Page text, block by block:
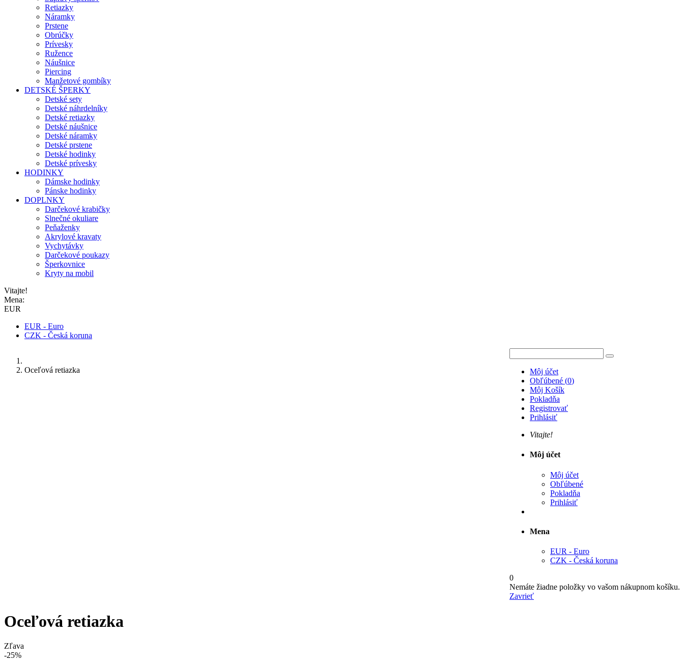
Retiazky
Náramky
Prstene
Obrúčky
Prívesky
Ružence
Náušnice
Piercing
Manžetové gombíky
DETSKÉ ŠPERKY
Detské sety
Detské náhrdelníky
Detské retiazky
Detské náušnice
Detské náramky
Detské prstene
Detské hodinky
Detské prívesky
HODINKY
Dámske hodinky
Pánske hodinky
DOPLNKY
Darčekové krabičky
Slnečné okuliare
Peňaženky
Akrylové kravaty
Vychytávky
Darčekové poukazy
Šperkovnice
Kryty na mobil
Vitajte!
Mena:
EUR
EUR - Euro
CZK - Česká koruna
Môj účet
Obľúbené (0)
Môj Košík
Pokladňa
Registrovať
Prihlásiť
Vitajte!
Môj účet
Môj účet
Obľúbené
Pokladňa
Prihlásiť
Mena
EUR - Euro
CZK - Česká koruna
0
Nemáte žiadne položky vo vašom nákupnom košíku.
Zavrieť
Oceľová retiazka
Oceľová retiazka
Zľava
-25%